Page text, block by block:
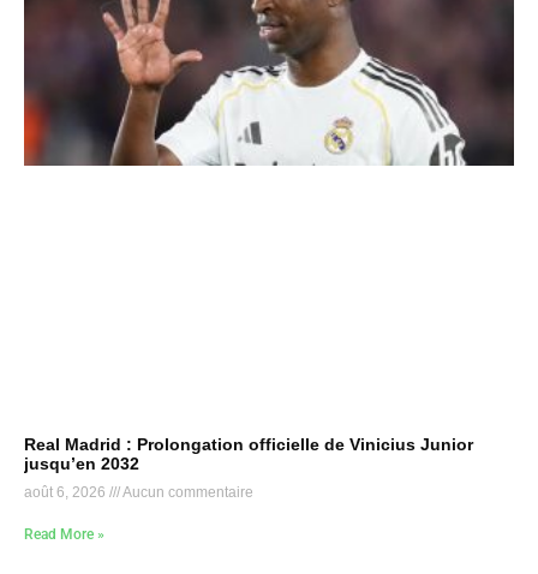
Real Madrid : Prolongation officielle de Vinicius Junior
jusqu’en 2032
août 6, 2026 Aucun commentaire
Read More »